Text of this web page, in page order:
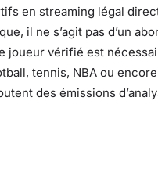
en streaming légal
il ne s’agit pas d’un
joueur vérifié est
tennis, NBA ou
des émissions